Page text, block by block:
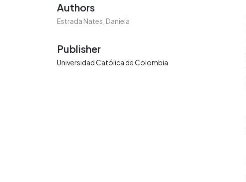
Authors
Estrada Nates, Daniela
Publisher
Universidad Católica de Colombia